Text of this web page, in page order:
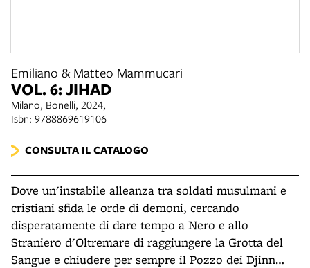
Emiliano & Matteo Mammucari
VOL. 6: JIHAD
Milano, Bonelli, 2024,
Isbn: 9788869619106
CONSULTA IL CATALOGO
Dove un'instabile alleanza tra soldati musulmani e
cristiani sfida le orde di demoni, cercando
disperatamente di dare tempo a Nero e allo
Straniero d'Oltremare di raggiungere la Grotta del
Sangue e chiudere per sempre il Pozzo dei Djinn…